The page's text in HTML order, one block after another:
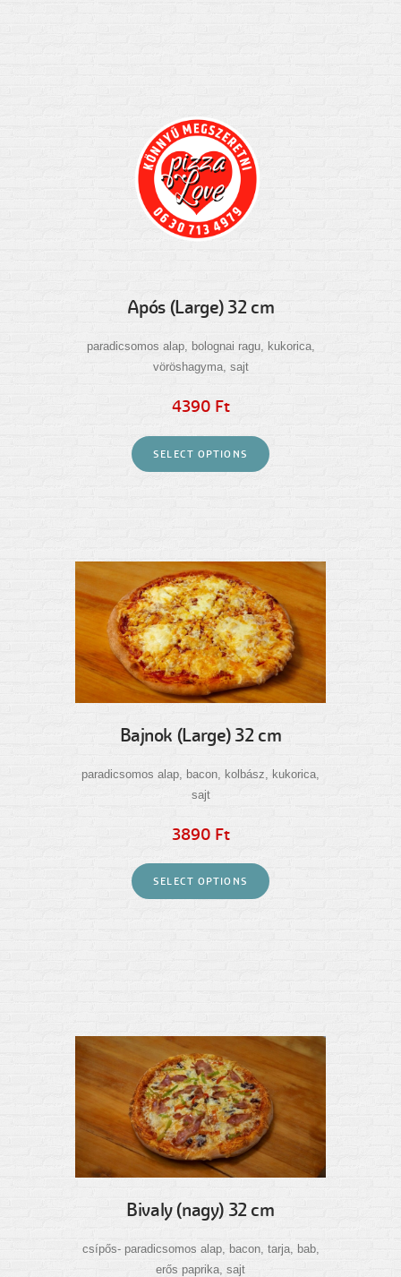
Após (Large) 32 cm
paradicsomos alap, bolognai ragu, kukorica,
vöröshagyma, sajt
4390 Ft
SELECT OPTIONS
Bajnok (Large) 32 cm
paradicsomos alap, bacon, kolbász, kukorica,
sajt
3890 Ft
SELECT OPTIONS
Bivaly (nagy) 32 cm
csípős- paradicsomos alap, bacon, tarja, bab,
erős paprika, sajt